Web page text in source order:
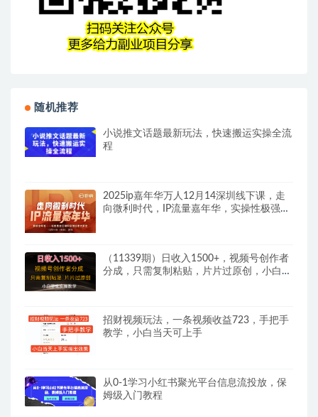
随机推荐
小说推文话题最新玩法，快速搬运实操全流
程
2025ip嘉年华万人12月14深圳线下课，走
向微利时代，IP流量嘉年华，实操性极强的
（11339期）日收入1500+，视频号创作者
分成，只需复制粘贴，片片过原创，小白也
招财视频玩法，一条视频收益723，手把手
教学，小白当天可上手
从0-1学习小红书聚光平台信息流投放，保
姆级入门教程